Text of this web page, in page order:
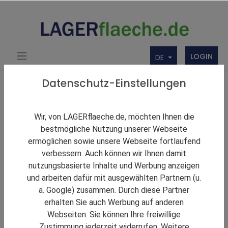
DE LOGIN
Themen Rund um Lager und LAGERflaeche.de
Geis Gruppe wächst 2023 deutlich
Datenschutz-Einstellungen
Wir, von LAGERflaeche.de, möchten Ihnen die
bestmögliche Nutzung unserer Webseite
ermöglichen sowie unsere Webseite fortlaufend
verbessern. Auch können wir Ihnen damit
nutzungsbasierte Inhalte und Werbung anzeigen
und arbeiten dafür mit ausgewählten Partnern (u.
a. Google) zusammen. Durch diese Partner
erhalten Sie auch Werbung auf anderen
Webseiten. Sie können Ihre freiwillige